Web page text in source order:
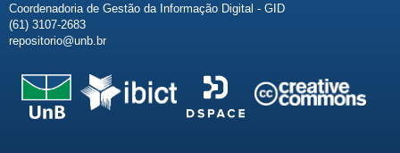
Coordenadoria de Gestão da Informação Digital - GID
(61) 3107-2683
repositorio@unb.br